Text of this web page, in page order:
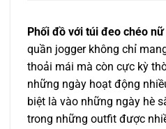
Phối đồ với túi đeo chéo nữ
quần jogger không chỉ
thoải mái mà còn cực kỳ
những ngày hoạt động
biệt là vào những ngày hè
trong những outfit được